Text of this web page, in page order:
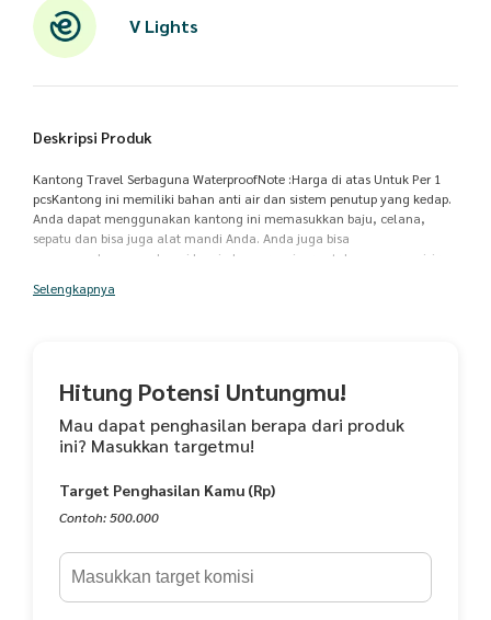
V Lights
Deskripsi Produk
Kantong Travel Serbaguna WaterproofNote :Harga di atas Untuk Per 1
pcsKantong ini memiliki bahan anti air dan sistem penutup yang kedap.
Anda dapat menggunakan kantong ini memasukkan baju, celana,
sepatu dan bisa juga alat mandi Anda. Anda juga bisa
menggunakannya sebagai bag in bag organizer untuk mengorganisir
tidak meresap air sehingga pakaian atau barang-barang yang berada di
juga jadi lebih bersih dan higienis dengan kantong ini.Non
Online Terpercaya
Selengkapnya
Hitung Potensi Untungmu!
Mau dapat penghasilan berapa dari produk
ini? Masukkan targetmu!
Target Penghasilan Kamu (Rp)
Contoh: 500.000